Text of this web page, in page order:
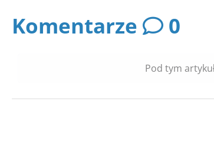
Komentarze 0
Pod tym